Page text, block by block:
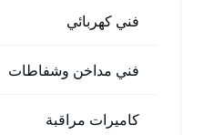
فني كهربائي
فني مداخن وشفاطات
كاميرات مراقبة